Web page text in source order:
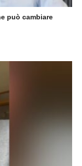
può cambiare